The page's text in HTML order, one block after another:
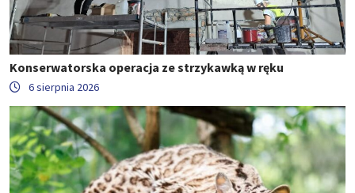
Konserwatorska operacja ze strzykawką w ręku
6 sierpnia 2026